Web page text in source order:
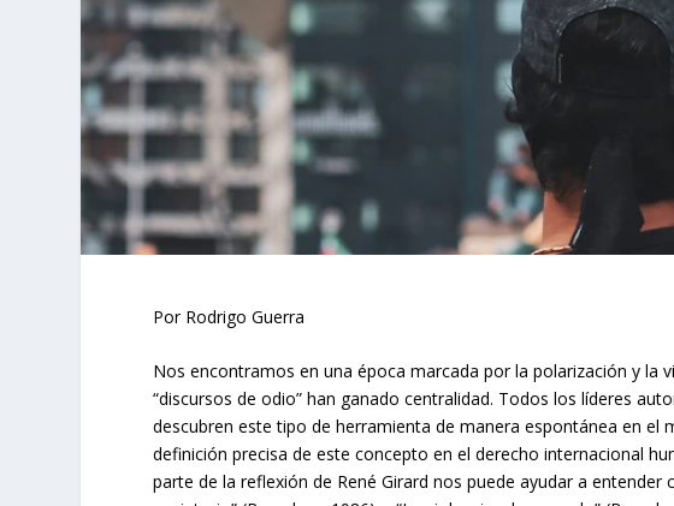
Por Rodrigo Guerra
Nos encontramos en una época marcada por la polarización y la
“discursos de odio” han ganado centralidad. Todos los líderes
descubren este tipo de herramienta de manera espontánea en
definición precisa de este concepto en el derecho internacional
parte de la reflexión de René Girard nos puede ayudar a entender